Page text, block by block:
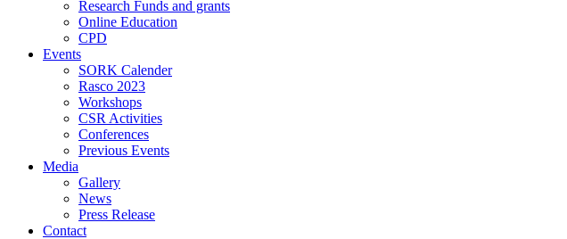
Research Funds and grants
Online Education
CPD
Events
SORK Calender
Rasco 2023
Workshops
CSR Activities
Conferences
Previous Events
Media
Gallery
News
Press Release
Contact